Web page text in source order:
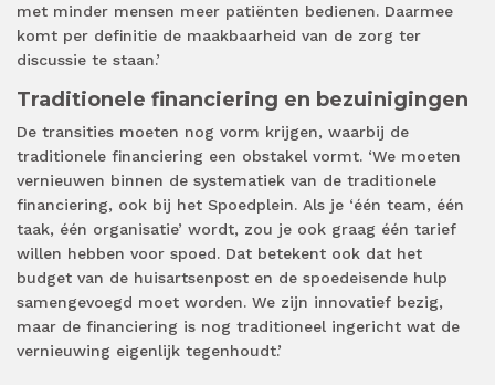
met minder mensen meer patiënten bedienen. Daarmee
komt per definitie de maakbaarheid van de zorg ter
discussie te staan.’
Traditionele financiering en bezuinigingen
De transities moeten nog vorm krijgen, waarbij de
traditionele financiering een obstakel vormt. ‘We moeten
vernieuwen binnen de systematiek van de traditionele
financiering, ook bij het Spoedplein. Als je ‘één team, één
taak, één organisatie’ wordt, zou je ook graag één tarief
willen hebben voor spoed. Dat betekent ook dat het
budget van de huisartsenpost en de spoedeisende hulp
samengevoegd moet worden. We zijn innovatief bezig,
maar de financiering is nog traditioneel ingericht wat de
vernieuwing eigenlijk tegenhoudt.’